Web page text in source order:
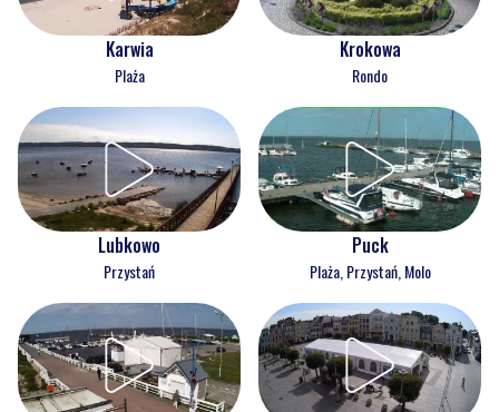
Karwia
Plaża
Krokowa
Rondo
Lubkowo
Przystań
Puck
Plaża, Przystań, Molo